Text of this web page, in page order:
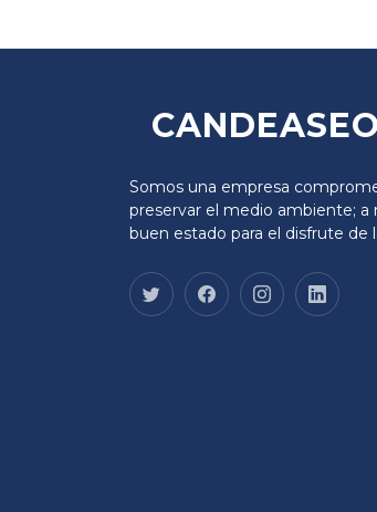
Somos una empresa
preservar el medio ambiente;
buen estado para el disfrute de